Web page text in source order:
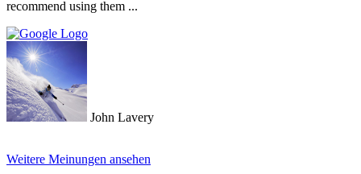
recommend using them ...
John Lavery
Weitere Meinungen ansehen